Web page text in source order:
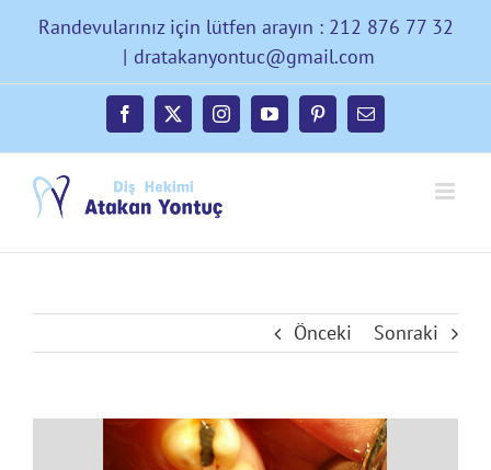
content
Randevularınız için lütfen arayın : 212 876 77 32
| dratakanyontuc@gmail.com
Facebook
X InstagramYouTubePinterest
E-
posta
Önceki Sonraki